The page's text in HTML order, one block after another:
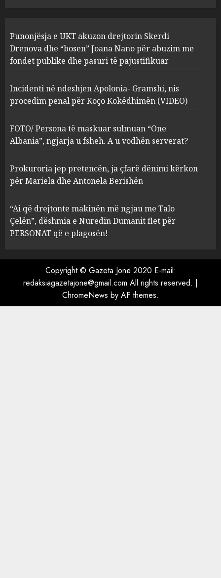
3
sulmuan “One Albania”,
ngjarja u fsheh. A u vodhën
serverat?
MARCH 25, 2025
4
Prokuroria jep pretencën, ja
çfarë dënimi kërkon për
Mariela dhe Antonela
Berishën
MARCH 25, 2025
5
“Ai që drejtonte makinën më
ngjau me Talo Çelën”,
flet për PERSONAT që e
plagosën!
MARCH 25, 2025
Punonjësja e UKT akuzon drejtorin Skerdi
Drenova dhe “bosen” Joana Nano për abuzim me
fondet publike dhe pasuri të pajustifikuar
Incidenti në ndeshjen Apolonia- Gramshi, nis
procedim penal për Koço Kokëdhimën (VIDEO)
FOTO/ Persona të maskuar sulmuan “One
Albania”, ngjarja u fsheh. A u vodhën serverat?
Prokuroria jep pretencën, ja çfarë dënimi kërkon
për Mariela dhe Antonela Berishën
“Ai që drejtonte makinën më ngjau me Talo
Çelën”, dëshmia e Nuredin Dumanit flet për
PERSONAT që e plagosën!
Copyright © Gazeta Jonë 2020 E-mail:
redaksiagazetajone@gmail.com All rights reserved. |
ChromeNews by AF themes.